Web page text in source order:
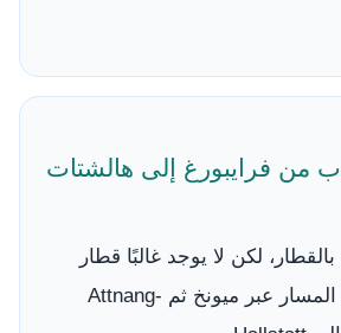
من فرايبورغ إلى هالشتات
لكن لا يوجد غالبًا قطار
مباشر. عادة يكون المسار عبر ميونخ ثم Attnang-